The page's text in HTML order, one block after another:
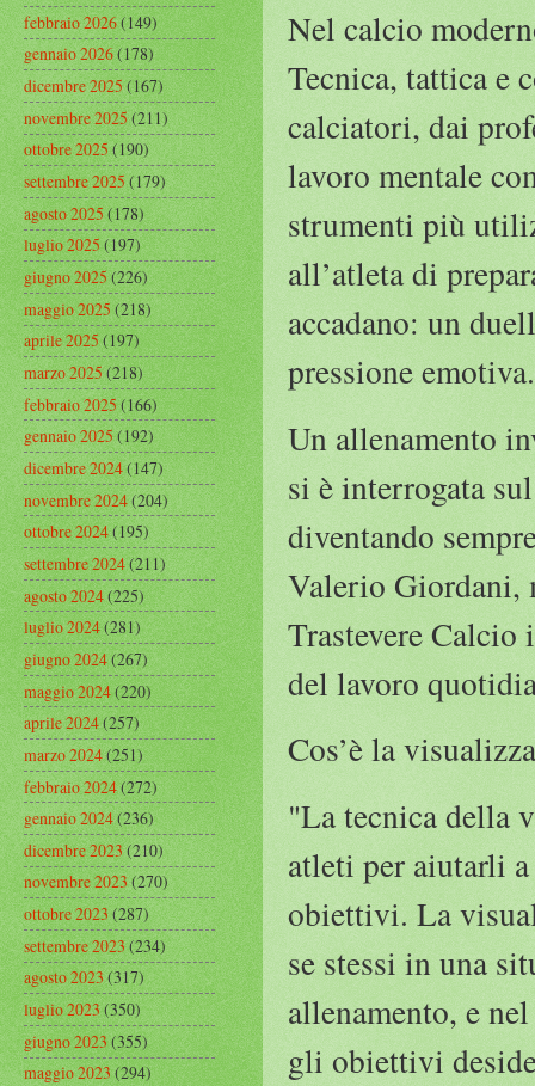
Nel calcio
Tecnica, tattica e
calciatori, dai
lavoro mentale
strumenti più
all’atleta di
accadano: un
pressione
Un allenamento
si è interrogata
diventando
Valerio Giordani,
Trastevere Calcio
del lavoro
Cos’è la
"La tecnica della
atleti per aiutarli
obiettivi. La
se stessi in una
allenamento, e
gli obiettivi
febbraio 2026(149)
gennaio 2026(178)
dicembre 2025(167)
novembre 2025(211)
ottobre 2025(190)
settembre 2025(179)
agosto 2025(178)
luglio 2025(197)
giugno 2025(226)
maggio 2025(218)
aprile 2025(197)
marzo 2025(218)
febbraio 2025(166)
gennaio 2025(192)
dicembre 2024(147)
novembre 2024(204)
ottobre 2024(195)
settembre 2024(211)
agosto 2024(225)
luglio 2024(281)
giugno 2024(267)
maggio 2024(220)
aprile 2024(257)
marzo 2024(251)
febbraio 2024(272)
gennaio 2024(236)
dicembre 2023(210)
novembre 2023(270)
ottobre 2023(287)
settembre 2023(234)
agosto 2023(317)
luglio 2023(350)
giugno 2023(355)
maggio 2023(294)